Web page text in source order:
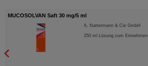
MUCOSOLVAN Saft 30 mg/5 ml
A. Nattermann & Cie GmbH
250ml Lösung zum Einnehmen